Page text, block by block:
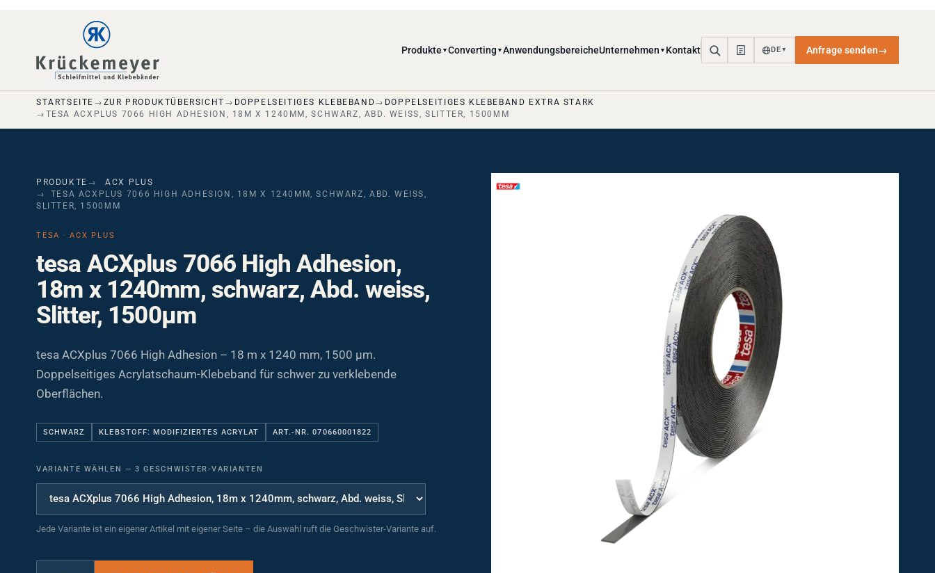
Kontakt DE
STARTSEITE ZUR PRODUKTÜBERSICHT DOPPELSEITIGES KLEBEBAND
DOPPELSEITIGES KLEBEBAND EXTRA STARK
TESA ACXPLUS 7066 HIGH ADHESION, 18M X 1240MM, SCHWARZ, ABD. WEISS, SLITTER, 1500ΜM
TESA ACXPLUS 7066 HIGH ADHESION, 18M X 1240MM, SCHWARZ, ABD. WEISS,
SLITTER, 1500ΜM
tesa ACXplus 7066 High Adhesion,
18m x 1240mm, schwarz, Abd. weiss,
Slitter, 1500µm
tesa ACXplus 7066 High Adhesion – 18 m x 1240 mm, 1500 µm.
Doppelseitiges Acrylatschaum-Klebeband für schwer zu verklebende
Oberflächen.
SCHWARZ KLEBSTOFF: MODIFIZIERTES ACRYLAT ART.-NR. 070660001822
VARIANTE WÄHLEN
Jede Variante ist ein eigener Artikel mit eigener Seite – die Auswahl ruft die Geschwister-Variante auf.